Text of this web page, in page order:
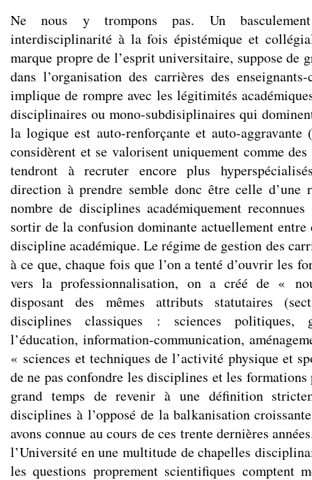
Ne nous y trompons pas. Un
interdisciplinarité à la fois épistémique et
marque propre de l’esprit universitaire, suppose de
dans l’organisation des carrières des enseignants-
implique de rompre avec les légitimités
disciplinaires ou mono-subdisiplinaires qui
la logique est auto-renforçante et auto-aggravante
considèrent et se valorisent uniquement comme
tendront à recruter encore plus
direction à prendre semble donc être celle d’une
nombre de disciplines académiquement
sortir de la confusion dominante actuellement
discipline académique. Le régime de gestion des
à ce que, chaque fois que l’on a tenté d’ouvrir les
vers la professionnalisation, on a créé de «
disposant des mêmes attributs statutaires
disciplines classiques : sciences politiques,
l’éducation, information-communication,
« sciences et techniques de l’activité physique et
de ne pas confondre les disciplines et les
grand temps de revenir à une définition
disciplines à l’opposé de la balkanisation
avons connue au cours de ces trente dernières
l’Université en une multitude de chapelles
les questions proprement scientifiques comptent